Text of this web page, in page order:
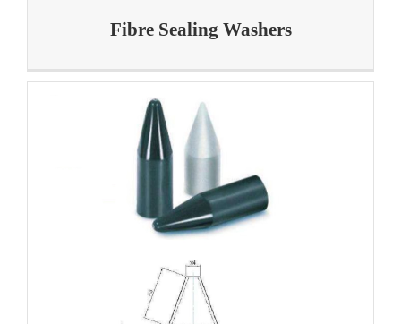
Fibre Sealing Washers